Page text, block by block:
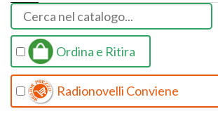
Ordina e Ritira
Radionovelli Conviene